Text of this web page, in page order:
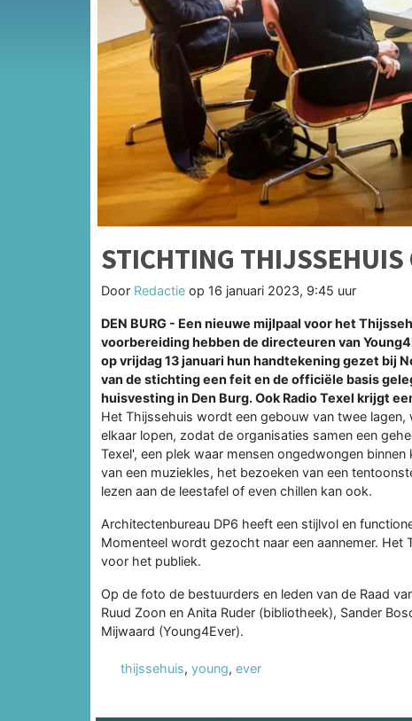
STICHTING THIJSSEHUIS
Door Redactie op 16 januari 2023, 9:45 uur
DEN BURG - Een nieuwe mijlpaal voor het
voorbereiding hebben de directeuren van
op vrijdag 13 januari hun handtekening gezet bij
van de stichting een feit en de officiële basis
huisvesting in Den Burg. Ook Radio Texel krijgt
Het Thijssehuis wordt een gebouw van twee
elkaar lopen, zodat de organisaties samen een
Texel', een plek waar mensen ongedwongen
van een muziekles, het bezoeken van een
lezen aan de leestafel of even chillen kan ook.
Architectenbureau DP6 heeft een stijlvol en
Momenteel wordt gezocht naar een aannemer.
voor het publiek.
Op de foto de bestuurders en leden van de Raad
Ruud Zoon en Anita Ruder (bibliotheek), Sander
Mijwaard (Young4Ever).
thijssehuis, young, ever